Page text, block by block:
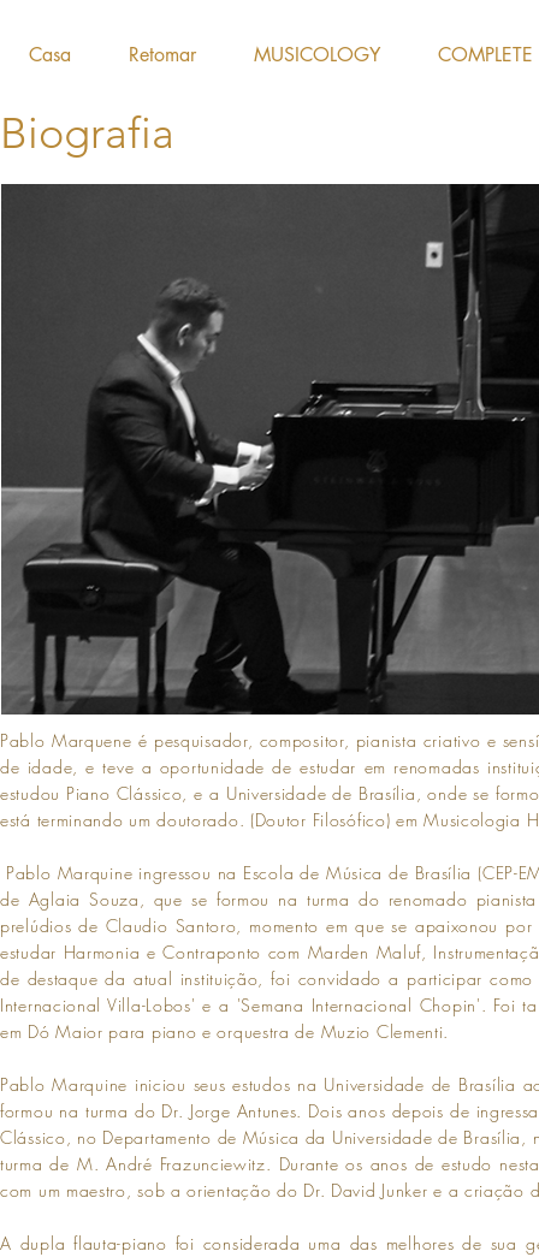
Casa Retomar MUSICOLOGY
Biografia
Pablo Marquene é pesquisador, compositor, pianista criativo e
de idade, e teve a oportunidade de estudar em renomadas
estudou Piano Clássico, e a Universidade de Brasília, onde se
está terminando um doutorado. (Doutor Filosófico) em Musicologia
Pablo Marquine ingressou na Escola de Música de Brasília
de Aglaia Souza, que se formou na turma do renomado
prelúdios de Claudio Santoro, momento em que se apaixonou
estudar Harmonia e Contraponto com Marden Maluf,
de destaque da atual instituição, foi convidado a participar
Internacional Villa-Lobos' e a 'Semana Internacional Chopin'. Foi
em Dó Maior para piano e orquestra de Muzio Clementi.
Pablo Marquine iniciou seus estudos na Universidade de
formou na turma do Dr. Jorge Antunes. Dois anos depois de
Clássico, no Departamento de Música da Universidade de
turma de M. André Frazunciewitz. Durante os anos de estudo
com um maestro, sob a orientação do Dr. David Junker e a
A dupla flauta-piano foi considerada uma das melhores de sua